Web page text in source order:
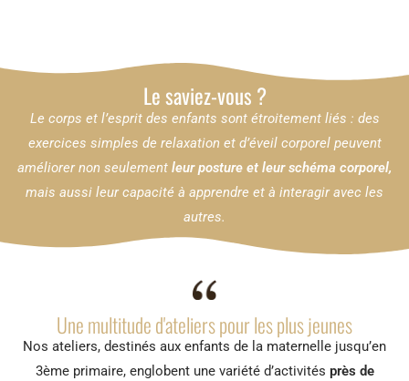
Le saviez-vous ?
Le corps et l’esprit des enfants sont étroitement liés : des
exercices simples de relaxation et d’éveil corporel peuvent
améliorer non seulement leur posture et leur schéma corporel,
mais aussi leur capacité à apprendre et à interagir avec les
autres.
Une multitude d'ateliers pour les plus jeunes
Nos ateliers, destinés aux enfants de la maternelle jusqu’en
3ème primaire, englobent une variété d’activités près de